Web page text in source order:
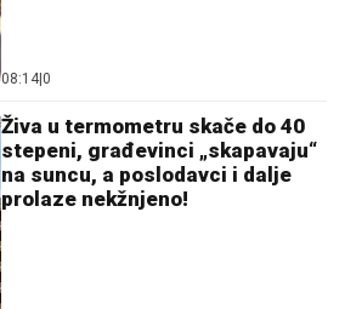
08:14 0
Živa u termometru skače do 40
stepeni, građevinci „skapavaju“
na suncu, a poslodavci i dalje
prolaze nekžnjeno!